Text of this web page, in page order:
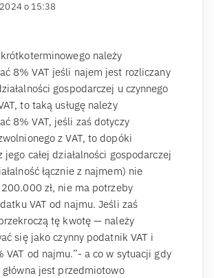
o 15:38
należy
8% VAT jeśli najem jest rozliczany
gospodarczej u czynnego
to taką usługę należy
8% VAT, jeśli zaś dotyczy
z VAT, to dopóki
jego całej działalności gospodarczej
łącznie z najmem) nie
zł, nie ma potrzeby
VAT od najmu. Jeśli zaś
tę kwotę — należy
się jako czynny podatnik VAT i
VAT od najmu.”- a co w sytuacji gdy
główna jest przedmiotowo